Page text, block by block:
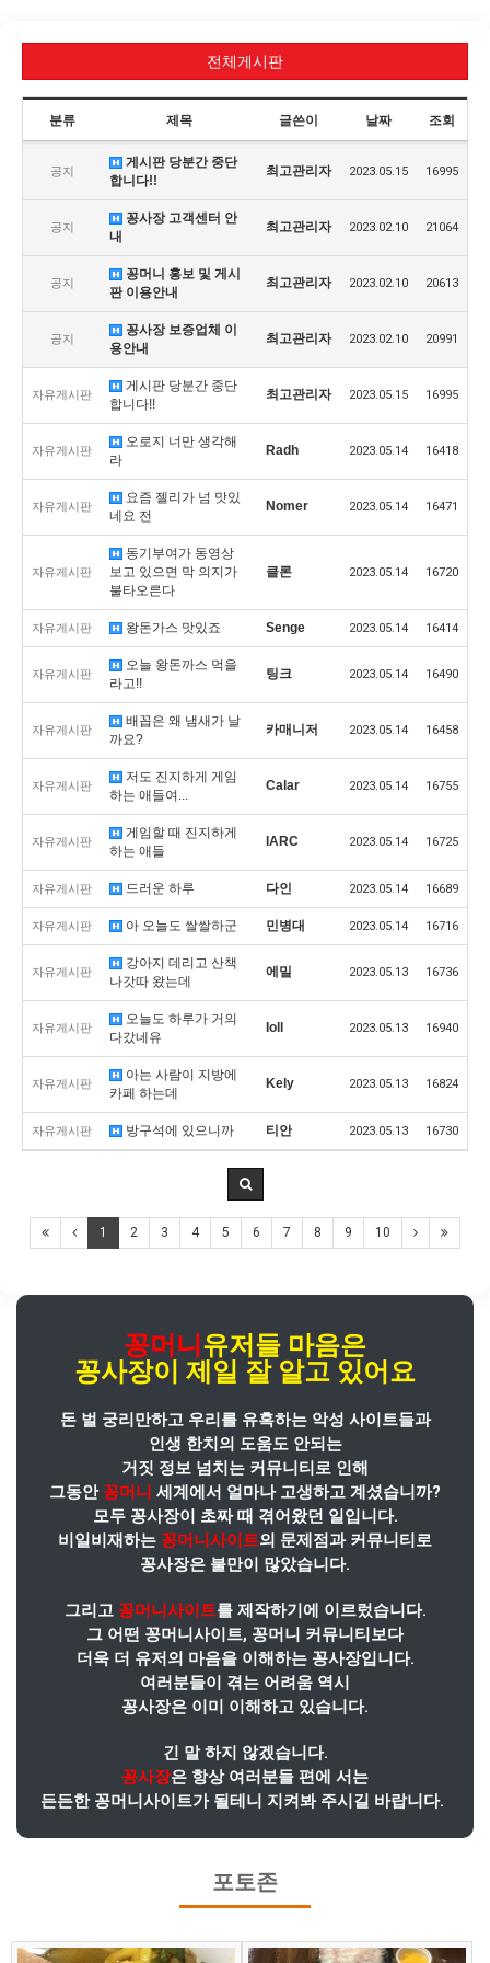
전체게시판
분류 제목 글쓴이 날짜 조회
공지
게시판 당분간 중단
합니다!!
최고관리자 2023.05.15 16995
공지
꽁사장 고객센터 안
내
최고관리자 2023.02.10 21064
공지
꽁머니 홍보 및 게시
판 이용안내
최고관리자 2023.02.10 20613
공지
꽁사장 보증업체 이
용안내
최고관리자 2023.02.10 20991
자유게시판
게시판 당분간 중단
합니다!!
최고관리자 2023.05.15 16995
자유게시판
오로지 너만 생각해
라
Radh 2023.05.14 16418
자유게시판
요즘 젤리가 넘 맛있
네요 전
Nomer 2023.05.14 16471
자유게시판
동기부여가 동영상
보고 있으면 막 의지가
불타오른다
클론 2023.05.14 16720
자유게시판 왕돈가스 맛있죠 Senge 2023.05.14 16414
자유게시판
오늘 왕돈까스 먹을
라고!!
팅크 2023.05.14 16490
자유게시판
배꼽은 왜 냄새가 날
까요?
카매니저 2023.05.14 16458
자유게시판
저도 진지하게 게임
하는 애들여...
Calar 2023.05.14 16755
자유게시판
게임할 때 진지하게
하는 애들
IARC 2023.05.14 16725
자유게시판 드러운 하루 다인 2023.05.14 16689
자유게시판 아 오늘도 쌀쌀하군 민병대 2023.05.14 16716
자유게시판
강아지 데리고 산책
나갓따 왔는데
에밀 2023.05.13 16736
자유게시판
오늘도 하루가 거의
다갔네유
Ioll 2023.05.13 16940
자유게시판
아는 사람이 지방에
카페 하는데
Kely 2023.05.13 16824
자유게시판 방구석에 있으니까 티안 2023.05.13 16730
1 2 3 4 5 6 7 8 9 10
꽁머니 유저들 마음은
꽁사장이 제일 잘 알고 있어요
돈 벌 궁리만하고 우리를 유혹하는 악성 사이트들과
인생 한치의 도움도 안되는
거짓 정보 넘치는 커뮤니티로 인해
그동안 꽁머니 세계에서 얼마나 고생하고 계셨습니까?
모두 꽁사장이 초짜 때 겪어왔던 일입니다.
비일비재하는 꽁머니사이트의 문제점과 커뮤니티로
꽁사장은 불만이 많았습니다.
그리고 꽁머니사이트를 제작하기에 이르렀습니다.
그 어떤 꽁머니사이트, 꽁머니 커뮤니티보다
더욱 더 유저의 마음을 이해하는 꽁사장입니다.
여러분들이 겪는 어려움 역시
꽁사장은 이미 이해하고 있습니다.
긴 말 하지 않겠습니다.
꽁사장은 항상 여러분들 편에 서는
든든한 꽁머니사이트가 될테니 지켜봐 주시길 바랍니다.
포토존